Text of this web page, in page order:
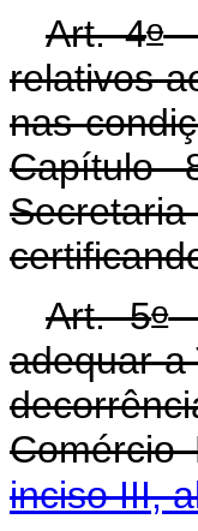
Art. 4o
relativos
nas
Capítulo
Art. 5o
adequar a
inciso III,